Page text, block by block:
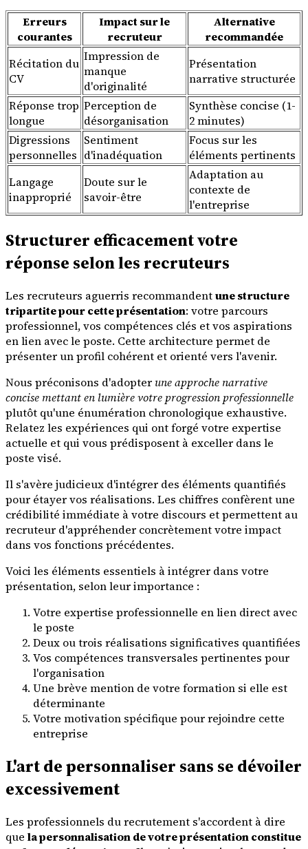
Erreurs
courantes
Impact sur le
recruteur
Alternative
recommandée
Récitation du
CV
Impression de
manque
d'originalité
Présentation
narrative structurée
Réponse trop
longue
Perception de
désorganisation
Synthèse concise (1-
2 minutes)
Digressions
personnelles
Sentiment
d'inadéquation
Focus sur les
éléments pertinents
Langage
inapproprié
Doute sur le
savoir-être
Adaptation au
contexte de
l'entreprise
Structurer efficacement votre
réponse selon les recruteurs
Les recruteurs aguerris recommandentune structure
tripartite pour cette présentation: votre parcours
professionnel, vos compétences clés et vos aspirations
en lien avec le poste. Cette architecture permet de
présenter un profil cohérent et orienté vers l'avenir.
Nous préconisons d'adopter une approche narrative
concise mettant en lumière votre progression professionnelle
plutôt qu'une énumération chronologique exhaustive.
Relatez les expériences qui ont forgé votre expertise
actuelle et qui vous prédisposent à exceller dans le
poste visé.
Il s'avère judicieux d'intégrer des éléments quantifiés
pour étayer vos réalisations. Les chiffres confèrent une
crédibilité immédiate à votre discours et permettent au
recruteur d'appréhender concrètement votre impact
dans vos fonctions précédentes.
Voici les éléments essentiels à intégrer dans votre
présentation, selon leur importance :
Votre expertise professionnelle en lien direct avec
le poste
Deux ou trois réalisations significatives quantifiées
Vos compétences transversales pertinentes pour
l'organisation
Une brève mention de votre formation si elle est
déterminante
Votre motivation spécifique pour rejoindre cette
entreprise
L'art de personnaliser sans se dévoiler
excessivement
Les professionnels du recrutement s'accordent à dire
que la personnalisation de votre présentation constitue